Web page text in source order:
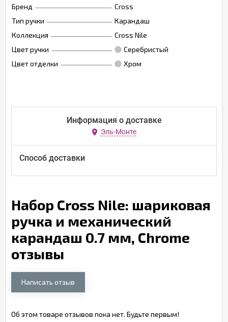
Бренд
Cross
Тип ручки
Карандаш
Коллекция
Cross Nile
Цвет ручки
Серебристый
Цвет отделки
Хром
Информация о доставке
Эль-Монте
Способ доставки
Набор Cross Nile: шариковая
ручка и механический
карандаш 0.7 мм, Chrome
отзывы
Написать отзыв
Об этом товаре отзывов пока нет. Будьте первым!